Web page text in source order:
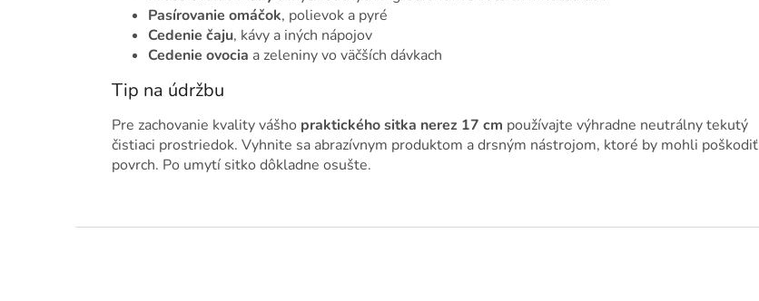
Pasírovanie omáčok, polievok a pyré
Cedenie čaju, kávy a iných nápojov
Cedenie ovocia a zeleniny vo väčších dávkach
Tip na údržbu
Pre zachovanie kvality vášho praktického sitka nerez 17 cm používajte výhradne neutrálny tekutý
čistiaci prostriedok. Vyhnite sa abrazívnym produktom a drsným nástrojom, ktoré by mohli poškodiť
povrch. Po umytí sitko dôkladne osušte.